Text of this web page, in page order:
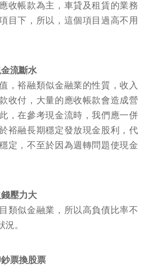
收帳款為主，車貸及租賃的業務
目下，所以，這個項目過高不用
流斷水
，裕融類似金融業的性質，收入
收付，大量的應收帳款會造成營
，在參考現金流時，我們應一併
裕融長期穩定發放現金股利，代
定，不至於因為週轉問題使現金
壓力大
類似金融業，所以高負債比率不
。
票換股票